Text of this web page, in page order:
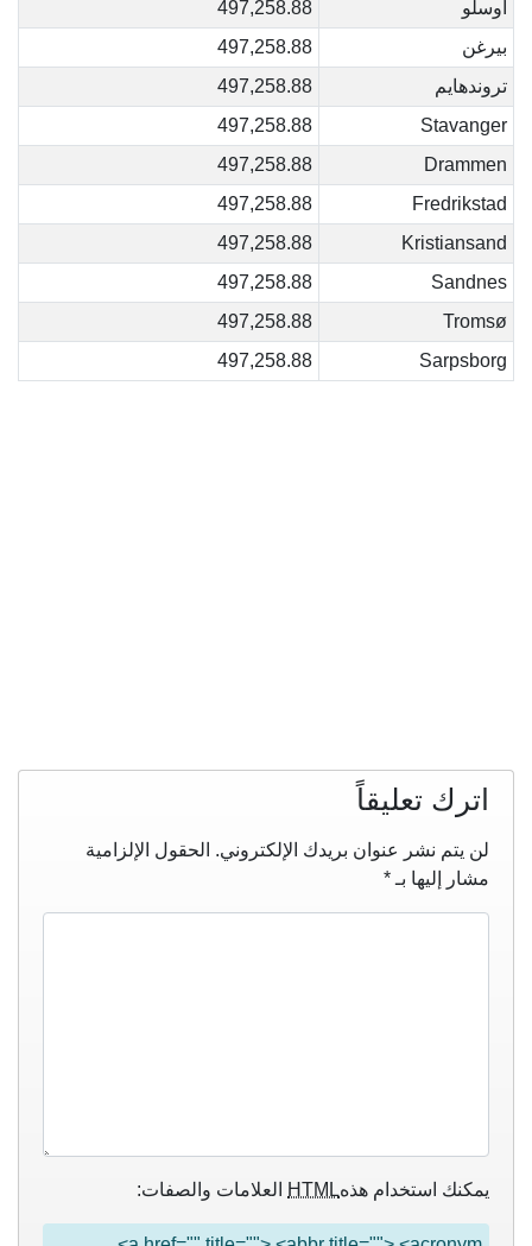
أوسلو
497,258.88
بيرغن
497,258.88
تروندهايم
497,258.88
Stavanger
497,258.88
Drammen
497,258.88
Fredrikstad
497,258.88
Kristiansand
497,258.88
Sandnes
497,258.88
Tromsø
497,258.88
Sarpsborg
497,258.88
اترك تعليقاً
لن يتم نشر عنوان بريدك الإلكتروني. الحقول الإلزامية
مشار إليها بـ *
يمكنك استخدام هذهHTML العلامات والصفات: